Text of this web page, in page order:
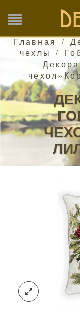
Главная /
чехлы
/